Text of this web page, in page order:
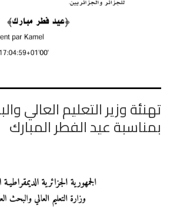
تهنئة وزير التعليم العالي
بمناسبة عيد الفطر المبارك